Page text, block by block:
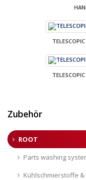
Zubehör
ROOT
Parts washing
Kühlschmierstoffe